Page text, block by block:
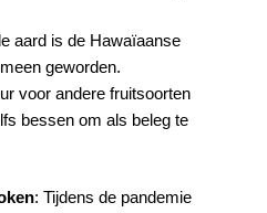
aard is de Hawaïaanse
geworden.
voor andere fruitsoorten
bessen om als beleg te
: Tijdens de pandemie